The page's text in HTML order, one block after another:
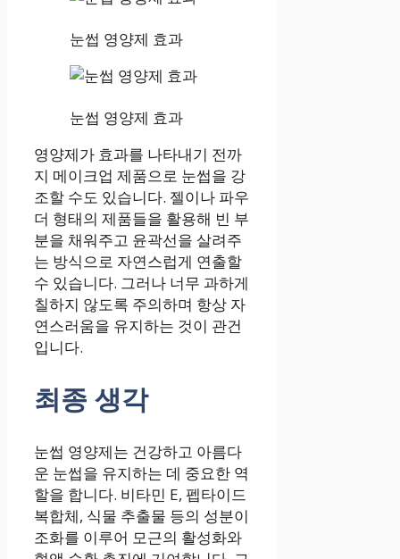
눈썹 영양제 효과
눈썹 영양제 효과
영양제가 효과를 나타내기 전까
지 메이크업 제품으로 눈썹을 강
조할 수도 있습니다. 젤이나 파우
더 형태의 제품들을 활용해 빈 부
분을 채워주고 윤곽선을 살려주
는 방식으로 자연스럽게 연출할
수 있습니다. 그러나 너무 과하게
칠하지 않도록 주의하며 항상 자
연스러움을 유지하는 것이 관건
입니다.
최종 생각
눈썹 영양제는 건강하고 아름다
운 눈썹을 유지하는 데 중요한 역
할을 합니다. 비타민 E, 펩타이드
복합체, 식물 추출물 등의 성분이
조화를 이루어 모근의 활성화와